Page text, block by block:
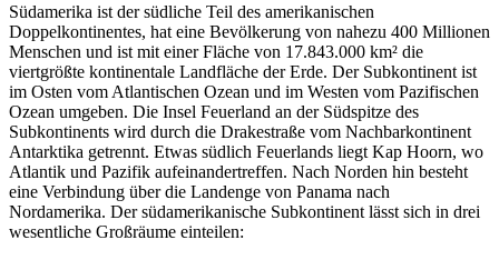
Südamerika ist der südliche Teil des amerikanischen
Doppelkontinentes, hat eine Bevölkerung von nahezu 400 Millionen
Menschen und ist mit einer Fläche von 17.843.000 km² die
viertgrößte kontinentale Landfläche der Erde. Der Subkontinent ist
im Osten vom Atlantischen Ozean und im Westen vom Pazifischen
Ozean umgeben. Die Insel Feuerland an der Südspitze des
Subkontinents wird durch die Drakestraße vom Nachbarkontinent
Antarktika getrennt. Etwas südlich Feuerlands liegt Kap Hoorn, wo
Atlantik und Pazifik aufeinandertreffen. Nach Norden hin besteht
eine Verbindung über die Landenge von Panama nach
Nordamerika. Der südamerikanische Subkontinent lässt sich in drei
wesentliche Großräume einteilen: